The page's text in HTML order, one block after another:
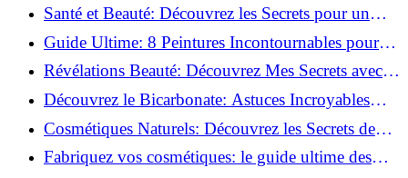
astuces infaillibles !
Santé et Beauté: Découvrez les Secrets pour un
Bien-être Optimal!
Guide Ultime: 8 Peintures Incontournables pour
Bois Extérieurs!
Révélations Beauté: Découvrez Mes Secrets avec le
Thé Vert Matcha!
Découvrez le Bicarbonate: Astuces Incroyables
pour Votre Quotidien!
Cosmétiques Naturels: Découvrez les Secrets de
Beauté Éco-responsables!
Fabriquez vos cosmétiques: le guide ultime des